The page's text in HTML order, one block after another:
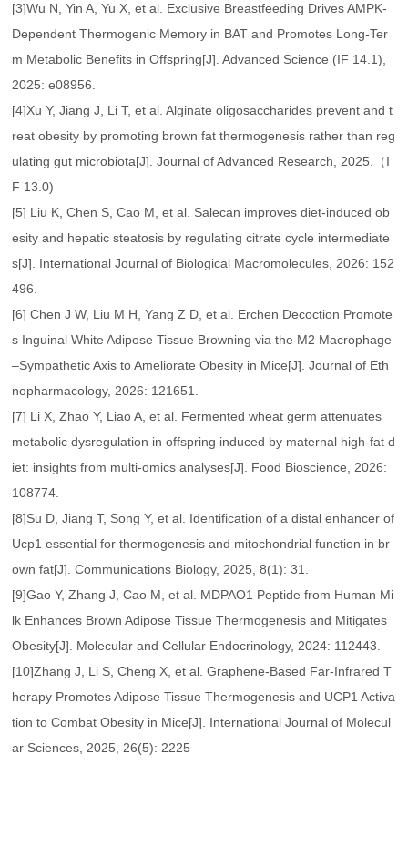
[3]Wu N, Yin A, Yu X, et al. Exclusive Breastfeeding Drives AMPK‐
Dependent Thermogenic Memory in BAT and Promotes Long‐Ter
m Metabolic Benefits in Offspring[J]. Advanced Science (IF 14.1),
2025: e08956.
[4]Xu Y, Jiang J, Li T, et al. Alginate oligosaccharides prevent and t
reat obesity by promoting brown fat thermogenesis rather than reg
ulating gut microbiota[J]. Journal of Advanced Research, 2025.（I
F 13.0)
[5] Liu K, Chen S, Cao M, et al. Salecan improves diet-induced ob
esity and hepatic steatosis by regulating citrate cycle intermediate
s[J]. International Journal of Biological Macromolecules, 2026: 152
496.
[6] Chen J W, Liu M H, Yang Z D, et al. Erchen Decoction Promote
s Inguinal White Adipose Tissue Browning via the M2 Macrophage
–Sympathetic Axis to Ameliorate Obesity in Mice[J]. Journal of Eth
nopharmacology, 2026: 121651.
[7] Li X, Zhao Y, Liao A, et al. Fermented wheat germ attenuates
metabolic dysregulation in offspring induced by maternal high-fat d
iet: insights from multi-omics analyses[J]. Food Bioscience, 2026:
108774.
[8]Su D, Jiang T, Song Y, et al. Identification of a distal enhancer of
Ucp1 essential for thermogenesis and mitochondrial function in br
own fat[J]. Communications Biology, 2025, 8(1): 31.
[9]Gao Y, Zhang J, Cao M, et al. MDPAO1 Peptide from Human Mi
lk Enhances Brown Adipose Tissue Thermogenesis and Mitigates
Obesity[J]. Molecular and Cellular Endocrinology, 2024: 112443.
[10]Zhang J, Li S, Cheng X, et al. Graphene-Based Far-Infrared T
herapy Promotes Adipose Tissue Thermogenesis and UCP1 Activa
tion to Combat Obesity in Mice[J]. International Journal of Molecul
ar Sciences, 2025, 26(5): 2225